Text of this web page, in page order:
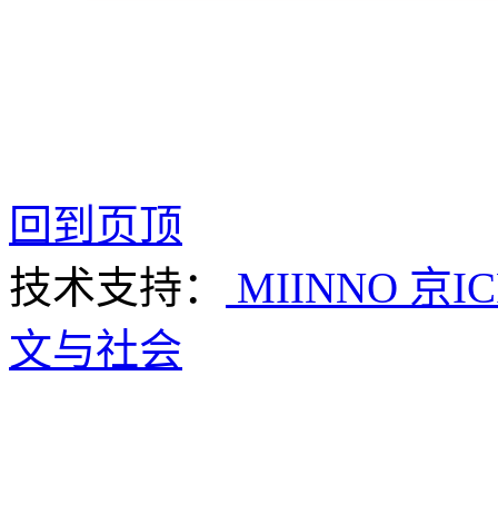
回到页顶
技术支持：
MIINNO 京
文与社会